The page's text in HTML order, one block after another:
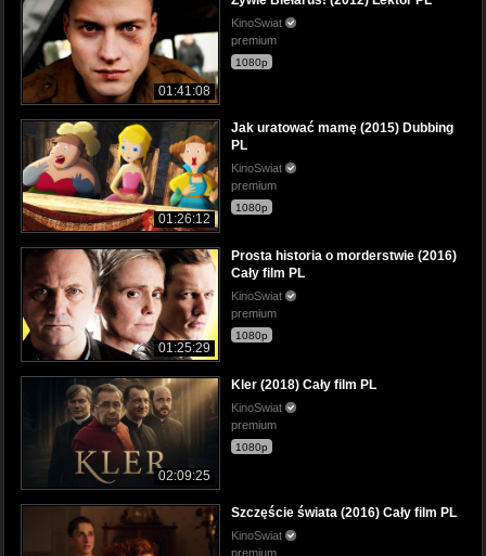
01:41:08
KinoSwiat
premium
1080p
01:26:12
Jak uratować mamę (2015) Dubbing
PL
KinoSwiat
premium
1080p
01:25:29
Prosta historia o morderstwie (2016)
Cały film PL
KinoSwiat
premium
1080p
02:09:25
Kler (2018) Cały film PL
KinoSwiat
premium
1080p
Szczęście świata (2016) Cały film PL
KinoSwiat
premium